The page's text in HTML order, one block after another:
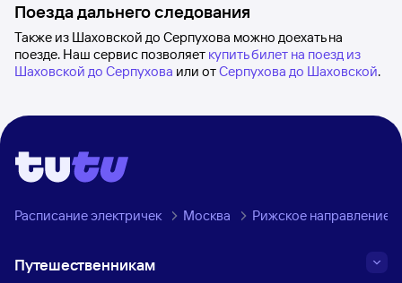
Поезда дальнего следования
Также из Шаховской до Серпухова можно доехать на
поезде. Наш сервис позволяет купить билет на поезд из
Шаховской до Серпухова или отСерпухова до Шаховской.
Расписание электричек Москва Рижское направление
Путешественникам